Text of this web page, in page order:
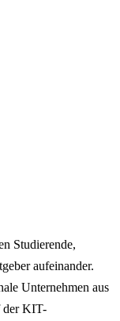
Studierende,
aufeinander.
Unternehmen aus
der KIT-